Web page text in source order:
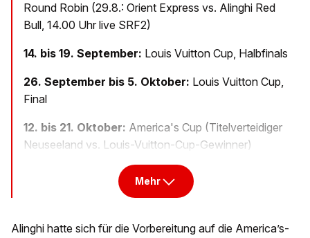
Round Robin (29.8.: Orient Express vs. Alinghi Red
Bull, 14.00 Uhr live SRF2)
14. bis 19. September: Louis Vuitton Cup, Halbfinals
26. September bis 5. Oktober: Louis Vuitton Cup,
Final
12. bis 21. Oktober: America's Cup (Titelverteidiger
Neuseeland vs. Louis-Vuitton-Cup-Gewinner)
Mehr
Alinghi hatte sich für die Vorbereitung auf die America’s-